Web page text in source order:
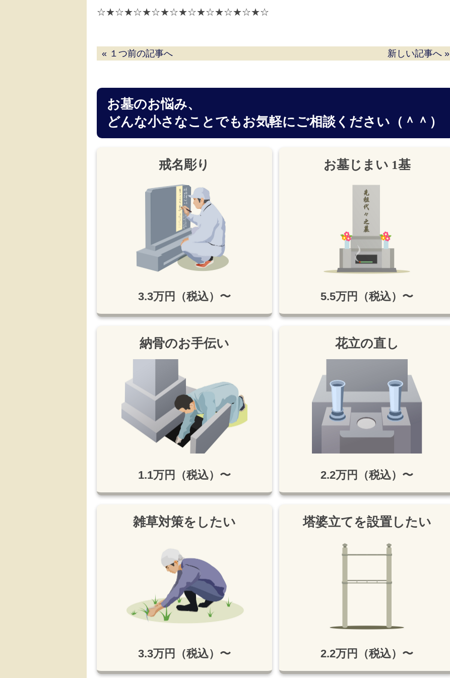
☆★☆★☆★☆★☆★☆★☆★☆★☆★☆
« １つ前の記事へ 新しい記事へ »
お墓のお悩み、
どんな小さなことでもお気軽にご相談ください（＾＾）
戒名彫り
3.3万円（税込）〜
お墓じまい 1基
5.5万円（税込）〜
納骨のお手伝い
1.1万円（税込）〜
花立の直し
2.2万円（税込）〜
雑草対策をしたい
3.3万円（税込）〜
塔婆立てを設置したい
2.2万円（税込）〜